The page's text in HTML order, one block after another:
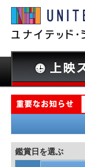
鑑賞日を選ぶ